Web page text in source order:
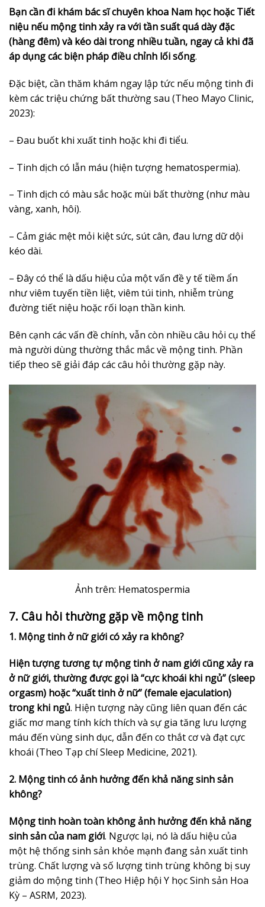
Bạn cần đi khám bác sĩ chuyên khoa Nam học hoặc Tiết
niệu nếu mộng tinh xảy ra với tần suất quá dày đặc
(hàng đêm) và kéo dài trong nhiều tuần, ngay cả khi đã
áp dụng các biện pháp điều chỉnh lối sống.
Đặc biệt, cần thăm khám ngay lập tức nếu mộng tinh đi
kèm các triệu chứng bất thường sau (Theo Mayo Clinic,
2023):
– Đau buốt khi xuất tinh hoặc khi đi tiểu.
– Tinh dịch có lẫn máu (hiện tượng hematospermia).
– Tinh dịch có màu sắc hoặc mùi bất thường (như màu
vàng, xanh, hôi).
– Cảm giác mệt mỏi kiệt sức, sút cân, đau lưng dữ dội
kéo dài.
– Đây có thể là dấu hiệu của một vấn đề y tế tiềm ẩn
như viêm tuyến tiền liệt, viêm túi tinh, nhiễm trùng
đường tiết niệu hoặc rối loạn thần kinh.
Bên cạnh các vấn đề chính, vẫn còn nhiều câu hỏi cụ thể
mà người dùng thường thắc mắc về mộng tinh. Phần
tiếp theo sẽ giải đáp các câu hỏi thường gặp này.
Ảnh trên: Hematospermia
7. Câu hỏi thường gặp về mộng tinh
1. Mộng tinh ở nữ giới có xảy ra không?
Hiện tượng tương tự mộng tinh ở nam giới cũng xảy ra
ở nữ giới, thường được gọi là “cực khoái khi ngủ” (sleep
orgasm) hoặc “xuất tinh ở nữ” (female ejaculation)
trong khi ngủ. Hiện tượng này cũng liên quan đến các
giấc mơ mang tính kích thích và sự gia tăng lưu lượng
máu đến vùng sinh dục, dẫn đến co thắt cơ và đạt cực
khoái (Theo Tạp chí Sleep Medicine, 2021).
2. Mộng tinh có ảnh hưởng đến khả năng sinh sản
không?
Mộng tinh hoàn toàn không ảnh hưởng đến khả năng
sinh sản của nam giới. Ngược lại, nó là dấu hiệu của
một hệ thống sinh sản khỏe mạnh đang sản xuất tinh
trùng. Chất lượng và số lượng tinh trùng không bị suy
giảm do mộng tinh (Theo Hiệp hội Y học Sinh sản Hoa
Kỳ – ASRM, 2023).